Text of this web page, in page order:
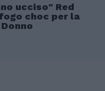
ucciso" Red
choc per la